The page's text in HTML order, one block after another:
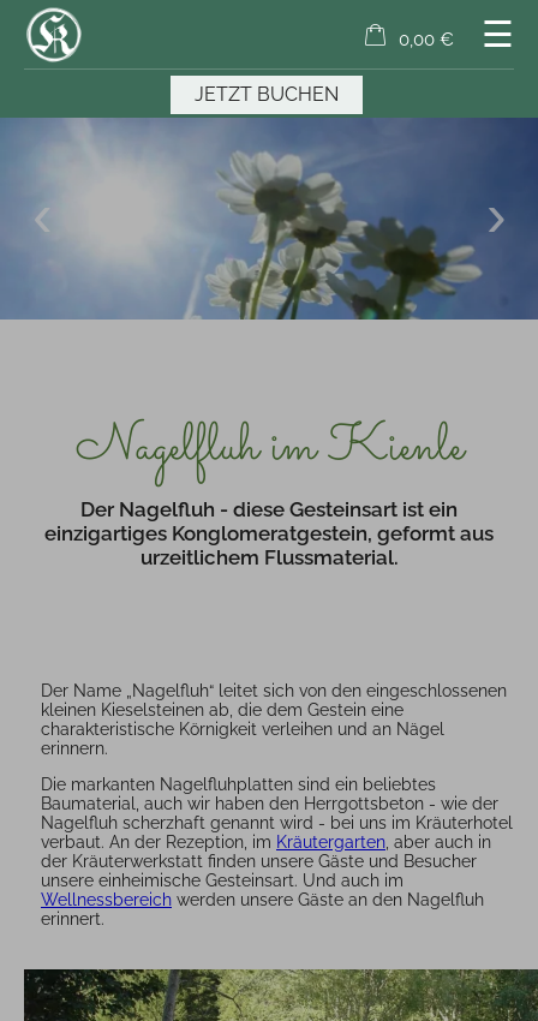
☰
0,00 € ×
Warenkorb ist leer
JETZT BUCHEN
Nagelfluh im Kienle
Der Nagelfluh - diese Gesteinsart ist ein
einzigartiges Konglomeratgestein, geformt aus
urzeitlichem Flussmaterial.
Der Name „Nagelfluh“ leitet sich von den eingeschlossenen
kleinen Kieselsteinen ab, die dem Gestein eine
charakteristische Körnigkeit verleihen und an Nägel
erinnern.
Die markanten Nagelfluhplatten sind ein beliebtes
Baumaterial, auch wir haben den Herrgottsbeton - wie der
Nagelfluh scherzhaft genannt wird - bei uns im Kräuterhotel
verbaut. An der Rezeption, im Kräutergarten , aber auch in
der Kräuterwerkstatt finden unsere Gäste und Besucher
unsere einheimische Gesteinsart. Und auch im
Wellnessbereich werden unsere Gäste an den Nagelfluh
erinnert.